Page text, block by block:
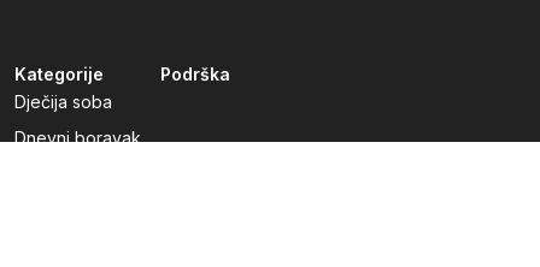
Kategorije
Dječija soba
Dnevni boravak
Podrška